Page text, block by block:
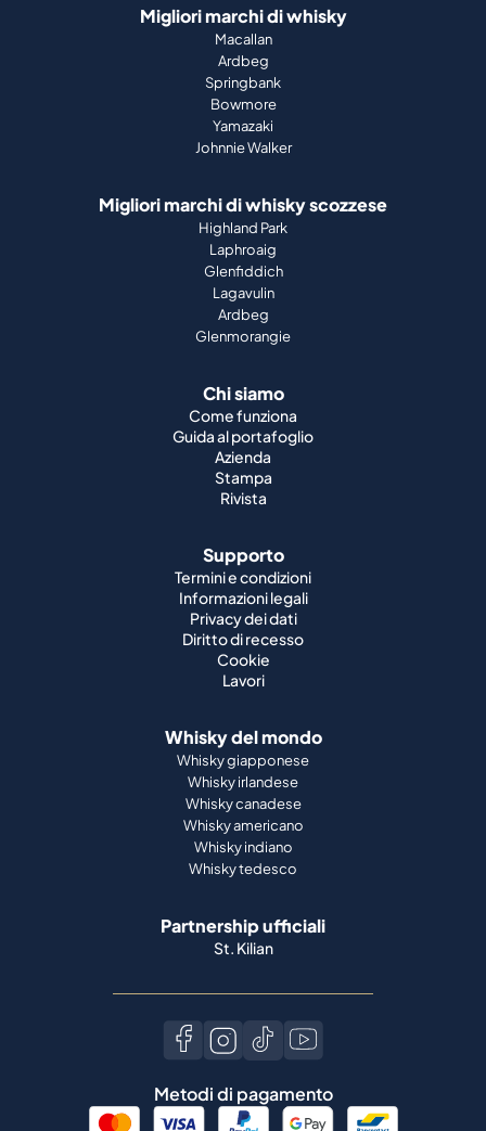
Migliori marchi di whisky
Macallan
Ardbeg
Springbank
Bowmore
Yamazaki
Johnnie Walker
Migliori marchi di whisky scozzese
Highland Park
Laphroaig
Glenfiddich
Lagavulin
Ardbeg
Glenmorangie
Chi siamo
Come funziona
Guida al portafoglio
Azienda
Stampa
Rivista
Supporto
Termini e condizioni
Informazioni legali
Privacy dei dati
Diritto di recesso
Cookie
Lavori
Whisky del mondo
Whisky giapponese
Whisky irlandese
Whisky canadese
Whisky americano
Whisky indiano
Whisky tedesco
Partnership ufficiali
St. Kilian
Metodi di pagamento